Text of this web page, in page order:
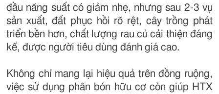
đầu năng suất có giảm nhẹ, nhưng sau 2-3 vụ
sản xuất, đất phục hồi rõ rệt, cây trồng phát
triển bền hơn, chất lượng rau củ cải thiện đáng
kể, được người tiêu dùng đánh giá cao.
Không chỉ mang lại hiệu quả trên đồng ruộng,
việc sử dụng phân bón hữu cơ còn giúp HTX